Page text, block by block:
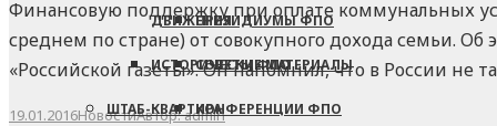
ПРЕЗИДИУМЫ ФПО
СОВЕТЫ ФПО
КОНФЕРЕНЦИИ ФПО
ДВИЖЕНИЯ
ИСТОРИЧЕСКИЕ МАТЕРИАЛЫ
ШТАБ-КВАРТИРА
Финансовую поддержку при оплате коммунальных
среднем по стране) от совокупного дохода семьи.
«Российской газеты». Он напомнил, что в России не
19.01.2016НовостиАвтор:admin